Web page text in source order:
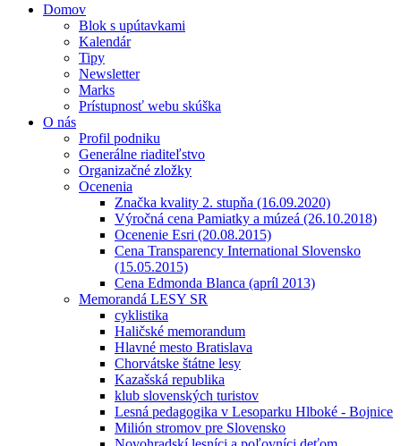
Domov
Blok s upútavkami
Kalendár
Tipy
Newsletter
Marks
Prístupnosť webu skúška
O nás
Profil podniku
Generálne riaditeľstvo
Organizačné zložky
Ocenenia
Značka kvality 2. stupňa (16.09.2020)
Výročná cena Pamiatky a múzeá (26.10.2018)
Ocenenie Esri (20.08.2015)
Cena Transparency International Slovensko
(15.05.2015)
Cena Edmonda Blanca (apríl 2013)
Memorandá LESY SR
cyklistika
Haličské memorandum
Hlavné mesto Bratislava
Chorvátske štátne lesy
Kazašská republika
klub slovenských turistov
Lesná pedagogika v Lesoparku Hlboké - Bojnice
Milión stromov pre Slovensko